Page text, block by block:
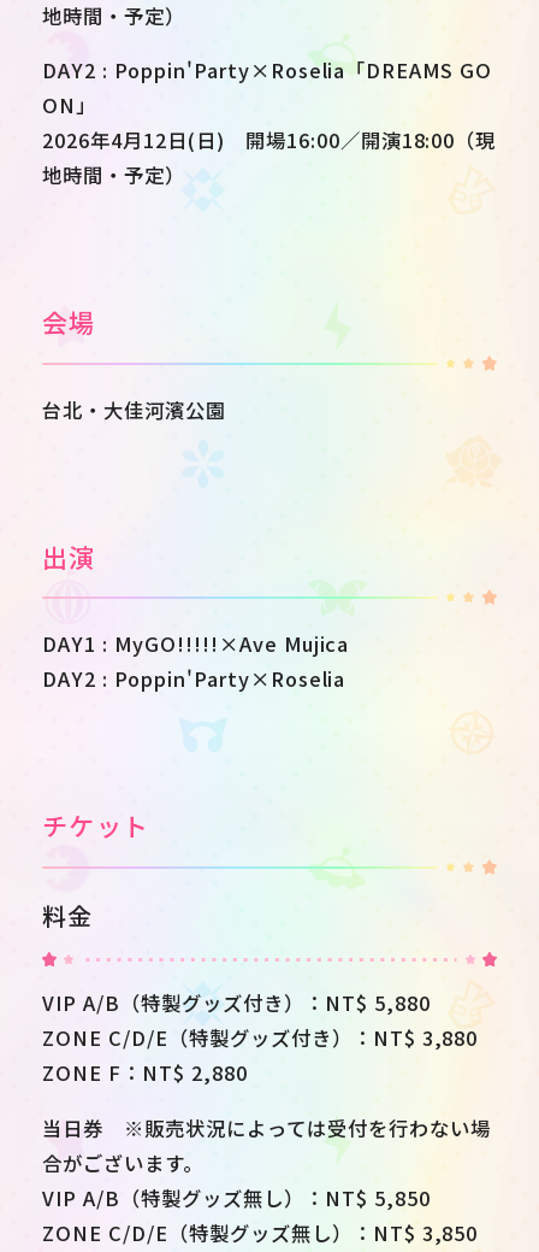
地時間・予定）
DAY2 : Poppin'Party×Roselia「DREAMS GO
ON」
2026年4月12日(日) 開場16:00／開演18:00（現
地時間・予定）
会場
台北・大佳河濱公園
出演
DAY1 : MyGO!!!!!×Ave Mujica
DAY2 : Poppin'Party×Roselia
チケット
料金
VIP A/B（特製グッズ付き）：NT$ 5,880
ZONE C/D/E（特製グッズ付き）：NT$ 3,880
ZONE F：NT$ 2,880
当日券 ※販売状況によっては受付を行わない場
合がございます。
VIP A/B（特製グッズ無し）：NT$ 5,850
ZONE C/D/E（特製グッズ無し）：NT$ 3,850